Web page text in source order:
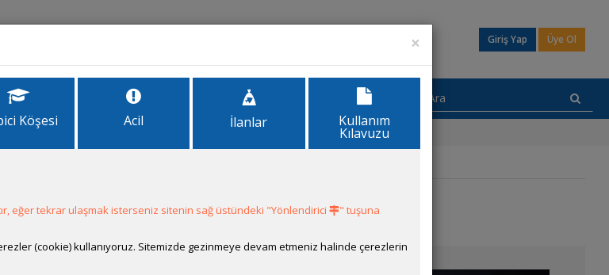
Giriş Yap Üye Ol
×
Köşesi Acil İlanlar Kullanım
Kılavuzu
eğer tekrar ulaşmak isterseniz sitenin sağ üstündeki "Yönlendirici
" tuşuna
(cookie) kullanıyoruz. Sitemizde gezinmeye devam etmeniz halinde çerezlerin